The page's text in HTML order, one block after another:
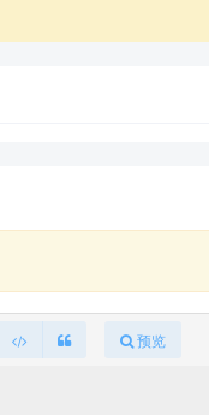
预览